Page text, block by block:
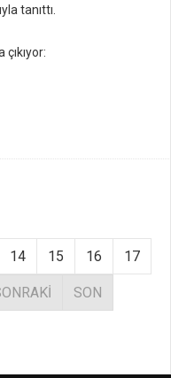
tanıttı.
14 15 16 17
SON